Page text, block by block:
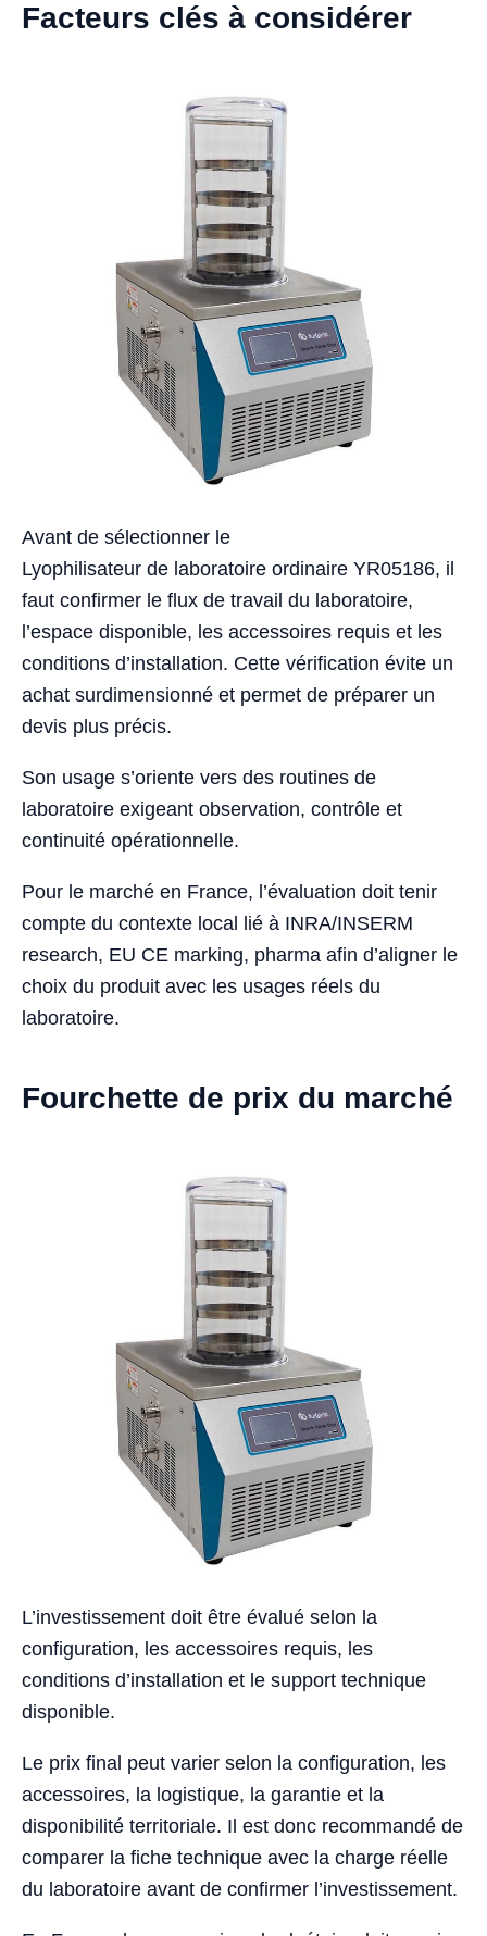
Facteurs clés à considérer
Avant de sélectionner le
Lyophilisateur de laboratoire ordinaire YR05186, il
faut confirmer le flux de travail du laboratoire,
l’espace disponible, les accessoires requis et les
conditions d’installation. Cette vérification évite un
achat surdimensionné et permet de préparer un
devis plus précis.
Son usage s’oriente vers des routines de
laboratoire exigeant observation, contrôle et
continuité opérationnelle.
Pour le marché en France, l’évaluation doit tenir
compte du contexte local lié à INRA/INSERM
research, EU CE marking, pharma afin d’aligner le
choix du produit avec les usages réels du
laboratoire.
Fourchette de prix du marché
L’investissement doit être évalué selon la
configuration, les accessoires requis, les
conditions d’installation et le support technique
disponible.
Le prix final peut varier selon la configuration, les
accessoires, la logistique, la garantie et la
disponibilité territoriale. Il est donc recommandé de
comparer la fiche technique avec la charge réelle
du laboratoire avant de confirmer l’investissement.